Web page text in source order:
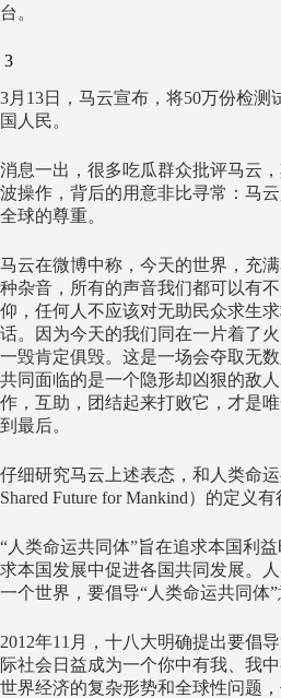
台。
3
3月13日，马云宣布，将50万份检测
国人民。
消息一出，很多吃瓜群众批评马云
波操作，背后的用意非比寻常：马
全球的尊重。
马云在微博中称，今天的世界，充
种杂音，所有的声音我们都可以有
仰，任何人不应该对无助民众求生
话。因为今天的我们同在一片着了
一毁肯定俱毁。这是一场会夺取无
共同面临的是一个隐形却凶狠的敌
作，互助，团结起来打败它，才是
到最后。
仔细研究马云上述表态，和人类命
Shared Future for Mankind）的定义有
“人类命运共同体”旨在追求本国利
求本国发展中促进各国共同发展。
一个世界，要倡导“人类命运共同体”
2012年11月，十八大明确提出要倡
际社会日益成为一个你中有我、我
世界经济的复杂形势和全球性问题